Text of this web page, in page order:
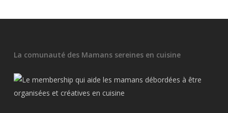
La comunauté des Mamans sereines en cuisine